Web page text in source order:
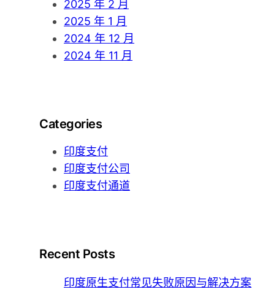
2025 年 2 月
2025 年 1 月
2024 年 12 月
2024 年 11 月
Categories
印度支付
印度支付公司
印度支付通道
Recent Posts
印度原生支付常见失败原因与解决方案